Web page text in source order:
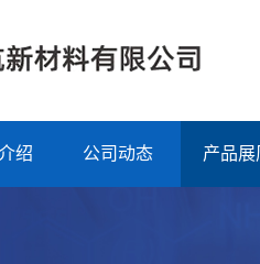
绍 公司动态 产品展